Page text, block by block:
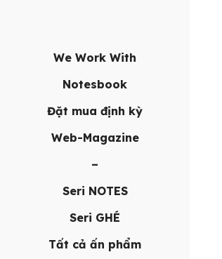
We Work With
Notesbook
Đặt mua định kỳ
Web-Magazine
–
Seri NOTES
Seri GHÉ
Tất cả ấn phẩm